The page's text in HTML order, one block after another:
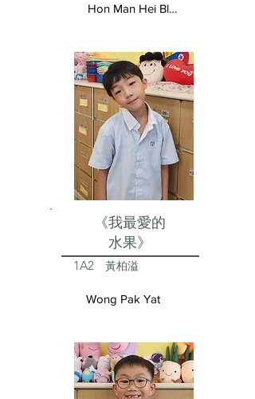
Hon Man Hei Blair
《我最愛的
水果》
1A2 黃柏溢
Wong Pak Yat